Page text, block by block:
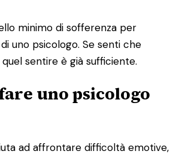
minimo di sofferenza per
uno psicologo. Se senti che
sentire è già sufficiente.
uno psicologo
ad affrontare difficoltà emotive,